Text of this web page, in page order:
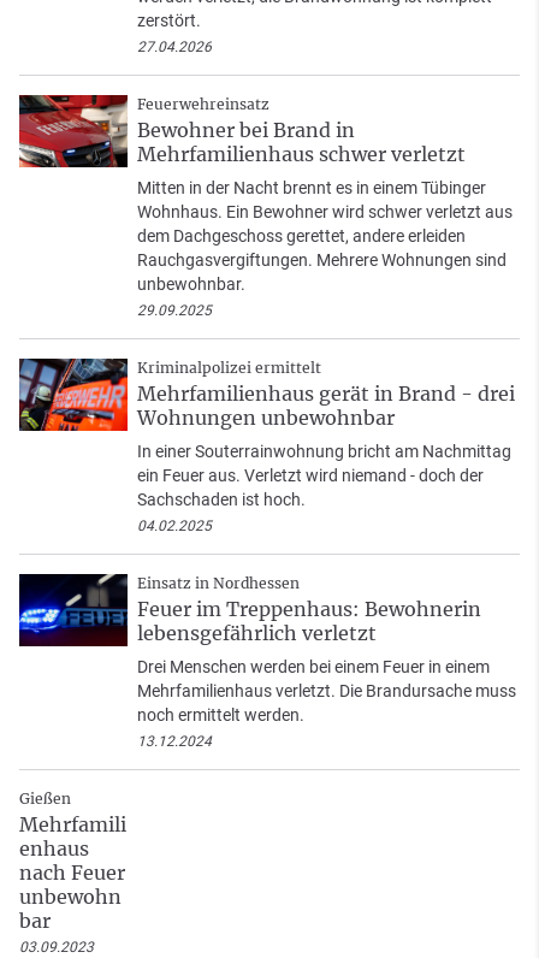
zerstört.
27.04.2026
Feuerwehreinsatz
Bewohner bei Brand in
Mehrfamilienhaus schwer verletzt
Mitten in der Nacht brennt es in einem Tübinger
Wohnhaus. Ein Bewohner wird schwer verletzt aus
dem Dachgeschoss gerettet, andere erleiden
Rauchgasvergiftungen. Mehrere Wohnungen sind
unbewohnbar.
29.09.2025
Kriminalpolizei ermittelt
Mehrfamilienhaus gerät in Brand - drei
Wohnungen unbewohnbar
In einer Souterrainwohnung bricht am Nachmittag
ein Feuer aus. Verletzt wird niemand - doch der
Sachschaden ist hoch.
04.02.2025
Einsatz in Nordhessen
Feuer im Treppenhaus: Bewohnerin
lebensgefährlich verletzt
Drei Menschen werden bei einem Feuer in einem
Mehrfamilienhaus verletzt. Die Brandursache muss
noch ermittelt werden.
13.12.2024
Gießen
Mehrfamili
enhaus
nach Feuer
unbewohn
bar
03.09.2023